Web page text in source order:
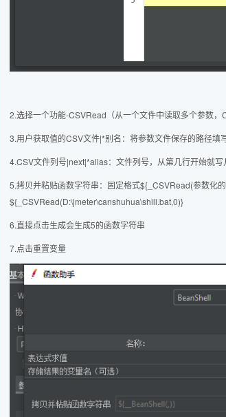
2.选择一个功能-CSVRead（从一个文件中读取多个参数，
3.用户获取值的CSV文件|*别名：将参数文件保存的路径填
4.CSV文件列号|next|*alias：文件列号，从第几行开始就
5.拷贝并粘贴函数字符串：固定格式${_CSVRead(参数
${_CSVRead(D:\jmeter\canshuhua\shili.bat,0)}
6.直接点击生成会生成5的函数字符串
7.点击重置变量